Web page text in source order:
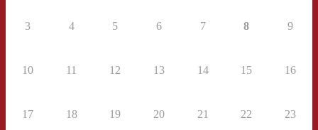
3 4 5 6 7 8 9
10 11 12 13 14 15 16
17 18 19 20 21 22 23